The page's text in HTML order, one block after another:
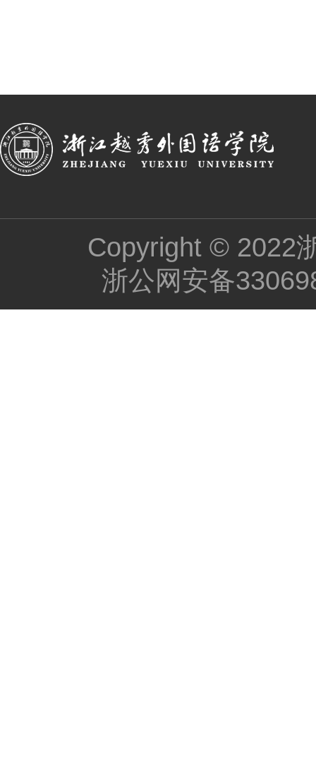
Copyright ©️ 2022
浙公网安备